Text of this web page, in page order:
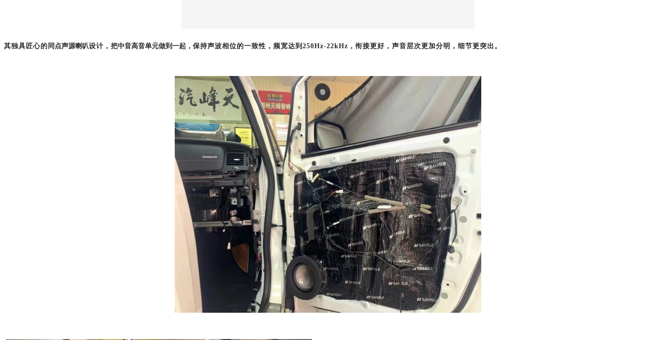
其独具匠心的 同点声源喇叭设计 ， 把中音高音单元做到一起， 保持声波相位的一致性 ，频宽达到 250Hz-22kHz，衔接更好， 声音层次更加分明，细节更突出 。